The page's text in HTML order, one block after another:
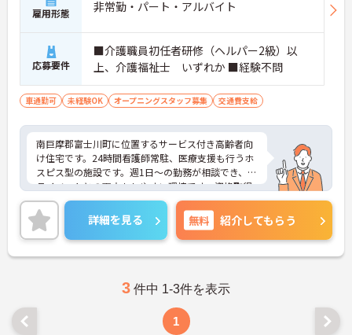
雇用形態 非常勤・パート・アルバイト
応募要件
■介護職員初任者研修（ヘルパー2級）以
上、介護福祉士 いずれか ■経験不問
車通勤可 未経験OK オープニングスタッフ募集 交通費支給
南巨摩郡富士川町に位置するサービス付き高齢者向
け住宅です。24時間看護師常駐、医療支援も行うホ
スピス型の施設です。週1日～の勤務が相談でき、プ
ライベートとの両立もしやすい環境です。資格取得
支援制度もあり、働きながらスキルアップも目指せ
ます。ご興味のある方には、面接対策ポイントな
ど、さらに詳細をお話ししますのでお気軽にご相談
ください！
詳細を見る 無料 紹介してもらう
3 件中 1-3件を表示
1